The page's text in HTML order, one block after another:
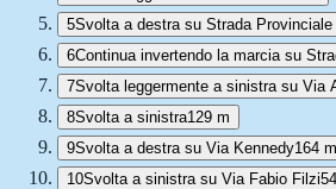
5Svolta a destra su Strada Provinciale
6Continua invertendo la marcia su
7Svolta leggermente a sinistra su Via
8Svolta a sinistra129 m
9Svolta a destra su Via Kennedy164 m
10Svolta a sinistra su Via Fabio Filzi